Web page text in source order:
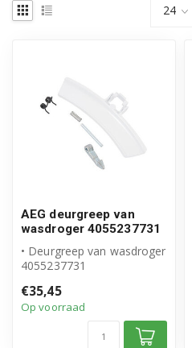
AEG deurgreep van
wasdroger 4055237731
• Deurgreep van wasdroger
4055237731
• Set bestaat uit...
€35,45
Op voorraad